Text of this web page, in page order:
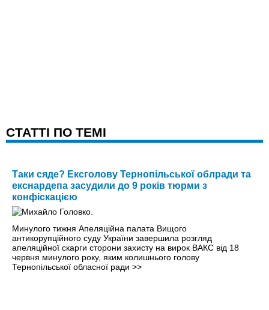
CТАТТІ ПО ТЕМІ
Таки сяде? Ексголову Тернопільської облради та
екснардепа засудили до 9 років тюрми з
конфіскацією
Минулого тижня Апеляційна палата Вищого
антикорупційного суду України завершила розгляд
апеляційної скарги сторони захисту на вирок ВАКС від 18
червня минулого року, яким колишнього голову
Тернопільської обласної ради >>